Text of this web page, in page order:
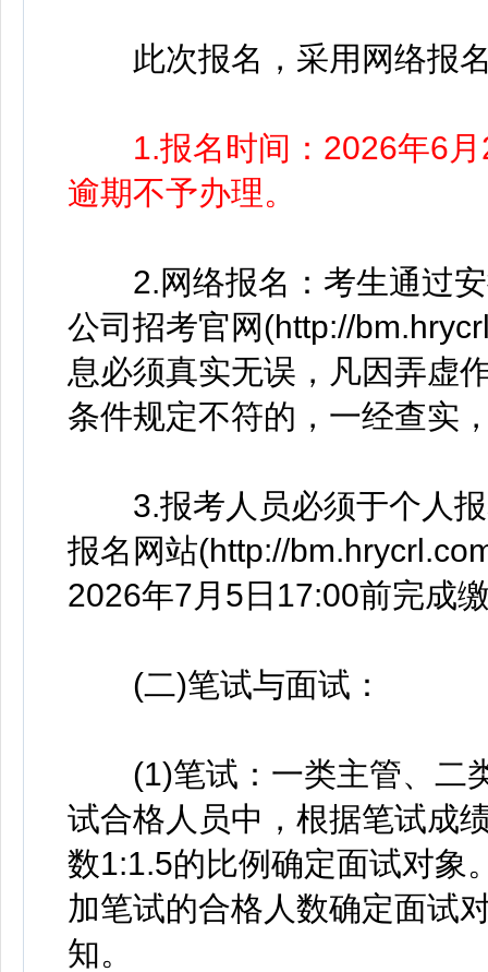
此次报名，采用网络报
1.报名时间：2026年6
逾期不予办理。
2.网络报名：考生通过安
公司招考官网(http://
息必须真实无误，凡因弄虚
条件规定不符的，一经查实
3.报考人员必须于个人报
报名网站(http://
2026年7月5日17:00前完成
(二)笔试与面试：
(1)笔试：一类主管、二
试合格人员中，根据笔试成
数1:1.5的比例确定面试对象
加笔试的合格人数确定面试
知。